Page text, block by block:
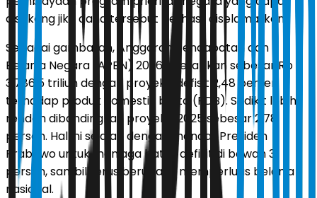
disokong jika dana tersebut berhasil diselamatkan.
Sebagai gambaran, Anggaran Pendapatan dan
Belanja Negara (APBN) 2026 ditetapkan sebesar Rp
3.786,5 triliun dengan proyeksi defisit 2,48 persen
terhadap produk domestik bruto (PDB). Sedikit lebih
rendah dibandingkan proyeksi 2025 sebesar 2,78
persen. Hal ini sejalan dengan mandat Presiden
Prabowo untuk menjaga batas defisit di bawah 3
persen, sambil terus berupaya memperluas belanja
nasional.